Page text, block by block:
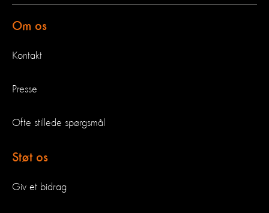
Om os
Kontakt
Presse
Ofte stillede spørgsmål
Støt os
Giv et bidrag